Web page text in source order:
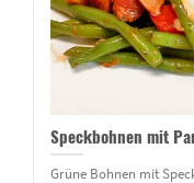
Speckbohnen mit
Grüne Bohnen mit